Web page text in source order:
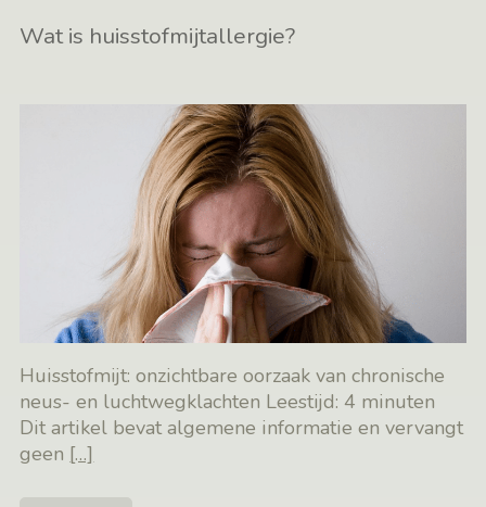
Wat is huisstofmijtallergie?
Huisstofmijt: onzichtbare oorzaak van chronische
neus- en luchtwegklachten Leestijd: 4 minuten
Dit artikel bevat algemene informatie en vervangt
geen […]